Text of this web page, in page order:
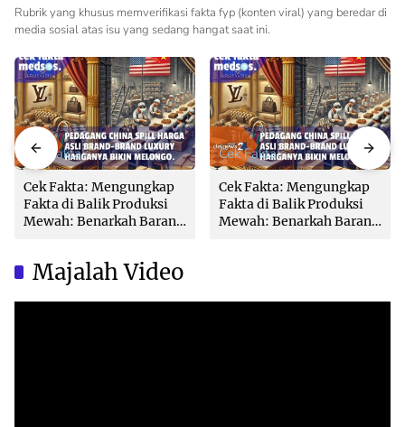
Rubrik yang khusus memverifikasi fakta fyp (konten viral) yang beredar di
media sosial atas isu yang sedang hangat saat ini.
Cek Fakta
Cek Fakta: Mengungkap
Fakta di Balik Produksi
Mewah: Benarkah Barang
Cek Fakta
Cek Fakta: Mengungkap
Fakta di Balik Produksi
Mewah: Benarkah Barang
Majalah Video